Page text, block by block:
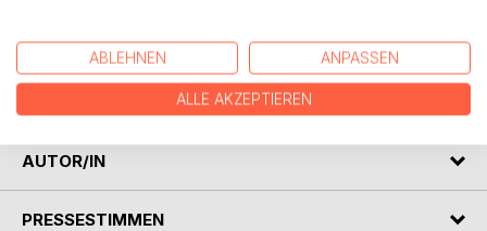
für alle Beteiligten - von Selbstzweifeln, kritischen
Einwänden, aber auch von gegenseitiger Wertschätzung
AUTOR/IN
PRESSESTIMMEN
ABLEHNEN ANPASSEN
ALLE AKZEPTIEREN